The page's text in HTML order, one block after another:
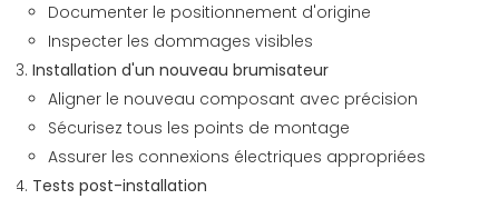
Documenter le positionnement d'origine
Inspecter les dommages visibles
Installation d'un nouveau brumisateur
Aligner le nouveau composant avec précision
Sécurisez tous les points de montage
Assurer les connexions électriques appropriées
Tests post-installation